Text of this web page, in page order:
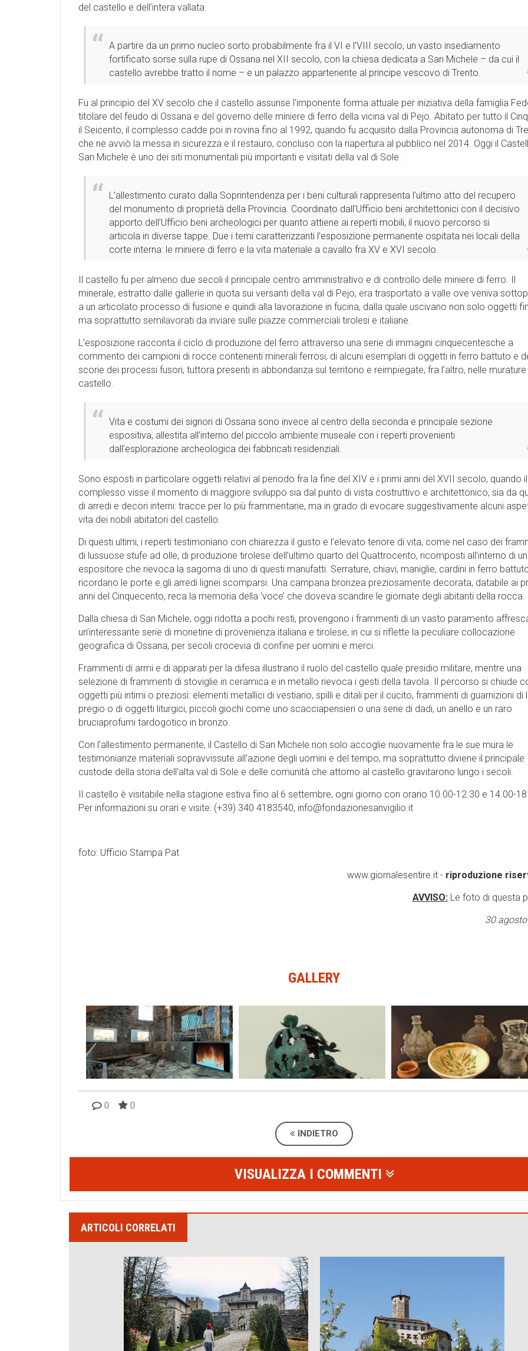
del castello e dell’intera vallata.
A partire da un primo nucleo sorto probabilmente fra il VI e l’VIII secolo, un vasto insediamento
fortificato sorse sulla rupe di Ossana nel XII secolo, con la chiesa dedicata a San Michele – da cui il
castello avrebbe tratto il nome – e un palazzo appartenente al principe vescovo di Trento.
Fu al principio del XV secolo che il castello assunse l’imponente forma attuale per iniziativa della famiglia
titolare del feudo di Ossana e del governo delle miniere di ferro della vicina val di Pejo. Abitato per tutto il
il Seicento, il complesso cadde poi in rovina fino al 1992, quando fu acquisito dalla Provincia autonoma di
che ne avviò la messa in sicurezza e il restauro, concluso con la riapertura al pubblico nel 2014. Oggi il
San Michele è uno dei siti monumentali più importanti e visitati della val di Sole.
L’allestimento curato dalla Soprintendenza per i beni culturali rappresenta l’ultimo atto del recupero
del monumento di proprietà della Provincia. Coordinato dall’Ufficio beni architettonici con il decisivo
apporto dell’Ufficio beni archeologici per quanto attiene ai reperti mobili, il nuovo percorso si
articola in diverse tappe. Due i temi caratterizzanti l’esposizione permanente ospitata nei locali della
corte interna: le miniere di ferro e la vita materiale a cavallo fra XV e XVI secolo.
Il castello fu per almeno due secoli il principale centro amministrativo e di controllo delle miniere di ferro. Il
minerale, estratto dalle gallerie in quota sui versanti della val di Pejo, era trasportato a valle ove veniva
a un articolato processo di fusione e quindi alla lavorazione in fucina, dalla quale uscivano non solo oggetti
ma soprattutto semilavorati da inviare sulle piazze commerciali tirolesi e italiane.
L’esposizione racconta il ciclo di produzione del ferro attraverso una serie di immagini cinquecentesche a
commento dei campioni di rocce contenenti minerali ferrosi, di alcuni esemplari di oggetti in ferro battuto e
scorie dei processi fusori, tuttora presenti in abbondanza sul territorio e reimpiegate, fra l’altro, nelle murature
castello.
Vita e costumi dei signori di Ossana sono invece al centro della seconda e principale sezione
espositiva, allestita all’interno del piccolo ambiente museale con i reperti provenienti
dall’esplorazione archeologica dei fabbricati residenziali.
Sono esposti in particolare oggetti relativi al periodo fra la fine del XIV e i primi anni del XVII secolo, quando il
complesso visse il momento di maggiore sviluppo sia dal punto di vista costruttivo e architettonico, sia da
di arredi e decori interni: tracce per lo più frammentarie, ma in grado di evocare suggestivamente alcuni
vita dei nobili abitatori del castello.
Di questi ultimi, i reperti testimoniano con chiarezza il gusto e l’elevato tenore di vita, come nel caso dei
di lussuose stufe ad olle, di produzione tirolese dell’ultimo quarto del Quattrocento, ricomposti all’interno di un
espositore che rievoca la sagoma di uno di questi manufatti. Serrature, chiavi, maniglie, cardini in ferro
ricordano le porte e gli arredi lignei scomparsi. Una campana bronzea preziosamente decorata, databile ai
anni del Cinquecento, reca la memoria della ‘voce’ che doveva scandire le giornate degli abitanti della rocca.
Dalla chiesa di San Michele, oggi ridotta a pochi resti, provengono i frammenti di un vasto paramento
un’interessante serie di monetine di provenienza italiana e tirolese, in cui si riflette la peculiare collocazione
geografica di Ossana, per secoli crocevia di confine per uomini e merci.
Frammenti di armi e di apparati per la difesa illustrano il ruolo del castello quale presidio militare, mentre una
selezione di frammenti di stoviglie in ceramica e in metallo rievoca i gesti della tavola. Il percorso si chiude
oggetti più intimi o preziosi: elementi metallici di vestiario, spilli e ditali per il cucito, frammenti di guarnizioni di
pregio o di oggetti liturgici, piccoli giochi come uno scacciapensieri o una serie di dadi, un anello e un raro
bruciaprofumi tardogotico in bronzo.
Con l’allestimento permanente, il Castello di San Michele non solo accoglie nuovamente fra le sue mura le
testimonianze materiali sopravvissute all’azione degli uomini e del tempo, ma soprattutto diviene il principale
custode della storia dell’alta val di Sole e delle comunità che attorno al castello gravitarono lungo i secoli.
Il castello è visitabile nella stagione estiva fino al 6 settembre, ogni giorno con orario 10.00-12.30 e 14.00-
Per informazioni su orari e visite: (+39) 340 4183540, info@fondazionesanvigilio.it
foto: Ufficio Stampa Pat
www.giornalesentire.it - riproduzione
AVVISO: Le foto di questa
30
GALLERY
Un bruciaprofumi del 15° secolo -
foto: Ufficio Stampa Pat
0 0
INDIETRO
VISUALIZZA I COMMENTI
ARTICOLI CORRELATI